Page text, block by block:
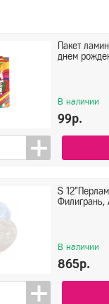
Пакет
днем
В наличии
99р.
S
Филигрань,
В наличии
865р.